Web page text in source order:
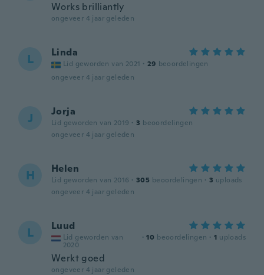
Works brilliantly
ongeveer 4 jaar geleden
L Linda
Lid geworden van 2021 · 29 beoordelingen
ongeveer 4 jaar geleden
J Jorja
Lid geworden van 2019 · 3 beoordelingen
ongeveer 4 jaar geleden
H Helen
Lid geworden van 2016 · 305 beoordelingen · 3 uploads
ongeveer 4 jaar geleden
L Luud
Lid geworden van
2020
· 10 beoordelingen · 1 uploads
Werkt goed
ongeveer 4 jaar geleden